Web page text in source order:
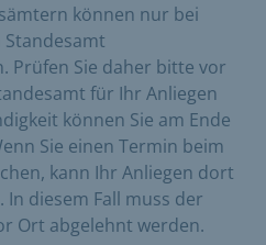
können nur bei
Prüfen Sie daher bitte vor
für Ihr Anliegen
können Sie am Ende
Sie einen Termin beim
kann Ihr Anliegen dort
diesem Fall muss der
Ort abgelehnt werden.